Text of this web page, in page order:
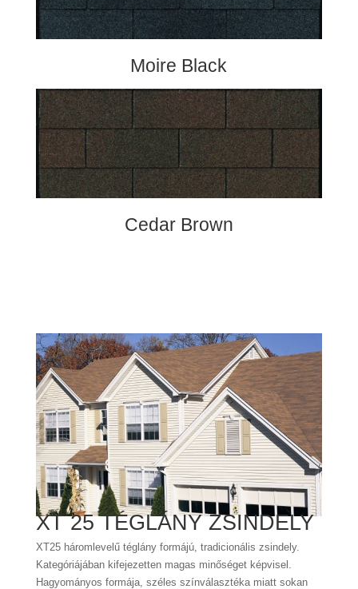
Moire Black
Cedar Brown
XT 25 TÉGLÁNY ZSINDELY
XT25 háromlevelű téglány formájú, tradicionális zsindely.
Kategóriájában kifejezetten magas minőséget képvisel.
Hagyományos formája, széles színválasztéka miatt sokan